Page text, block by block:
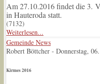
Am 27.10.2016 findet die 3.
in Hauteroda statt.
(7132)
Weiterlesen...
Gemeinde News
Robert Böttcher - Donnerstag,
Kirmes 2016